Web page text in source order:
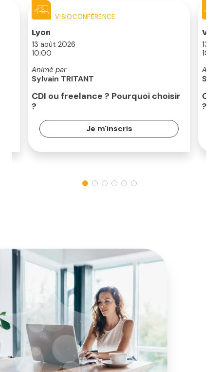
VISIOCONFÉRENCE
Lyon
13 août 2026
10:00
Animé par
Sylvain TRITANT
CDI ou freelance ? Pourquoi choisir
?
Je m'inscris
13
?